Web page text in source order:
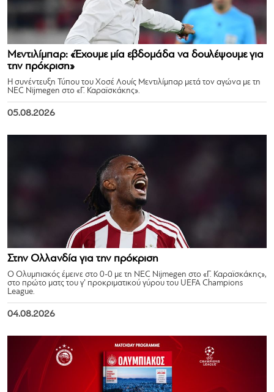
Μεντιλίμπαρ: «Έχουμε μία εβδομάδα να δουλέψουμε για
την πρόκριση»
Η συνέντευξη Τύπου του Χοσέ Λουίς Μεντιλίμπαρ μετά τον αγώνα με τη
NEC Nijmegen στο «Γ. Καραϊσκάκης».
05.08.2026
Στην Ολλανδία για την πρόκριση
Ο Ολυμπιακός έμεινε στο 0-0 με τη NEC Nijmegen στο «Γ. Καραϊσκάκης»,
στο πρώτο ματς του γ’ προκριματικού γύρου του UEFA Champions
League.
04.08.2026